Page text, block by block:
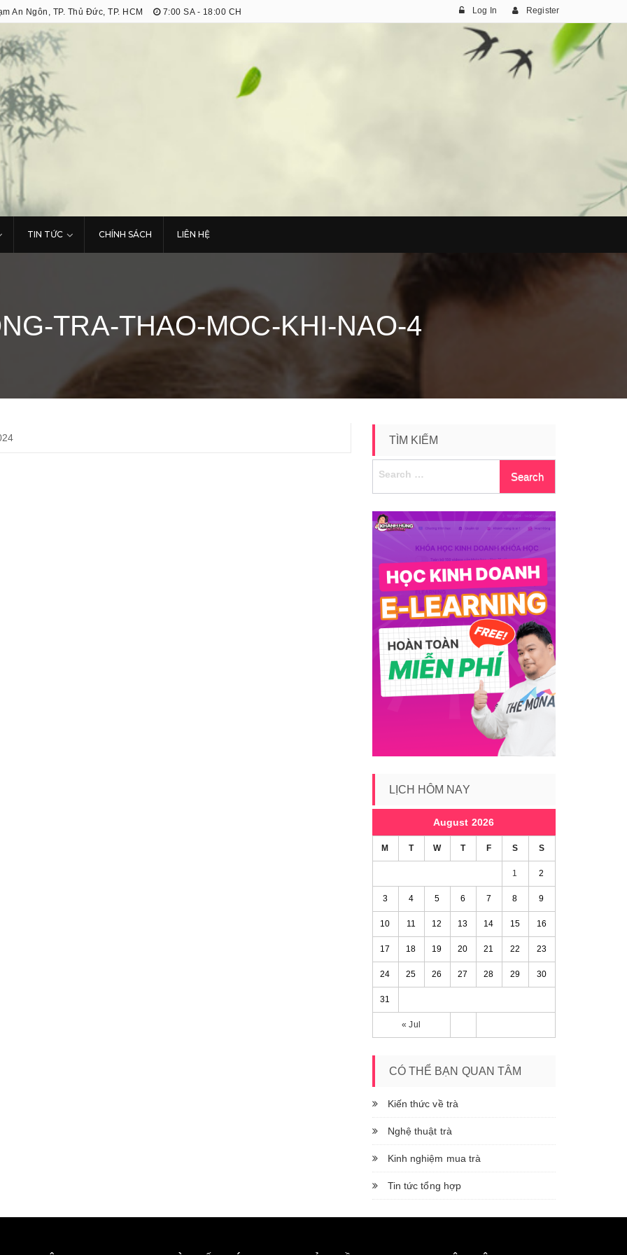
An Ngôn, TP. Thủ Đức, TP. HCM 7:00 SA - 18:00 CH Log In Register
TIN TỨC CHÍNH SÁCH LIÊN HỆ
TRA-THAO-MOC-KHI-NAO-4
TÌM KIẾM
LỊCH HÔM NAY
August 2026
M T W T F S S
« Jul
1 2
3 4 5 6 7 8 9
10 11 12 13 14 15 16
17 18 19 20 21 22 23
24 25 26 27 28 29 30
31
CÓ THỂ BẠN QUAN TÂM
Kiến thức về trà
Nghệ thuật trà
Kinh nghiệm mua trà
Tin tức tổng hợp